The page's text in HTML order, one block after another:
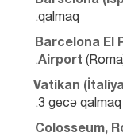
qalmaq.
Barcelona El
Airport
Vatikan
3 gecə qalmaq.
“Colosseum,